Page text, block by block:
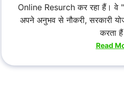
Online Resurch कर रहा हैं।
अपने अनुभव से नौकरी, सरकारी
करता
Read